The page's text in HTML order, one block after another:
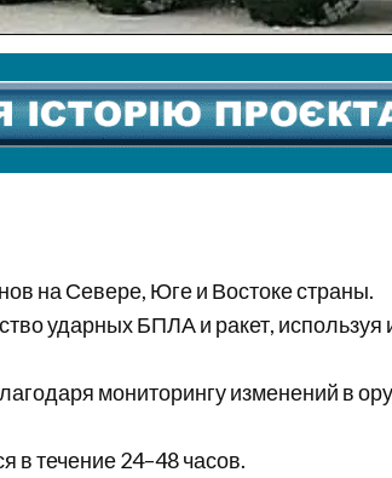
на Севере, Юге и Востоке страны.
ударных БПЛА и ракет, используя
мониторингу изменений в
в течение 24–48 часов.